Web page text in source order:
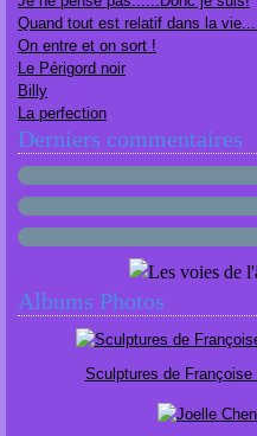
Quand tout est relatif dans la
On entre et on sort !
Le Périgord noir
Billy
La perfection
Derniers commentaires
Albums Photos
Sculptures de Françoise